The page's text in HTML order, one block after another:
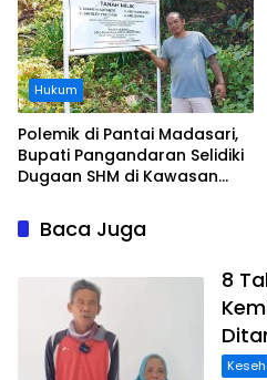
Hukum
Polemik di Pantai Madasari,
Bupati Pangandaran Selidiki
Dugaan SHM di Kawasan
Baca Juga
8